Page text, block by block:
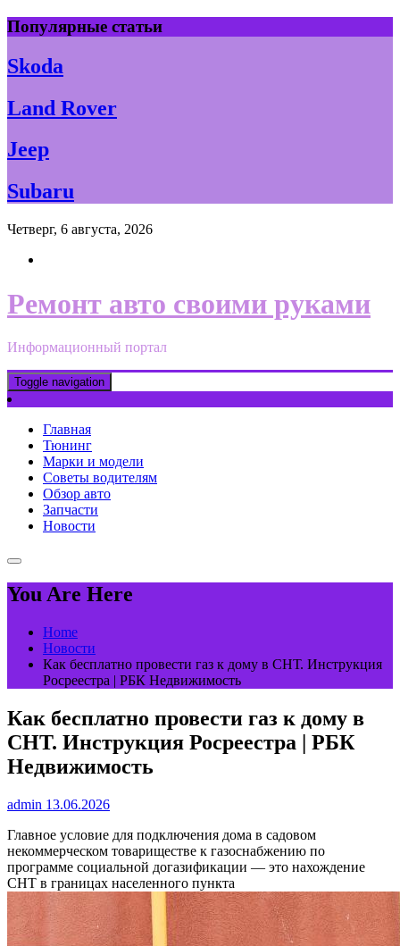
Skip
to
content
Популярные статьи
Skoda
Land Rover
Jeep
Subaru
Четверг, 6 августа, 2026
Ремонт авто своими руками
Информационный портал
Toggle navigation
Главная
Тюнинг
Марки и модели
Советы водителям
Обзор авто
Запчасти
Новости
You Are Here
Home
Новости
Как бесплатно провести газ к дому в СНТ. Инструкция
Росреестра | РБК Недвижимость
Как бесплатно провести газ к дому в
СНТ. Инструкция Росреестра | РБК
Недвижимость
admin 13.06.2026
Главное условие для подключения дома в садовом
некоммерческом товариществе к газоснабжению по
программе социальной догазификации — это нахождение
СНТ в границах населенного пункта